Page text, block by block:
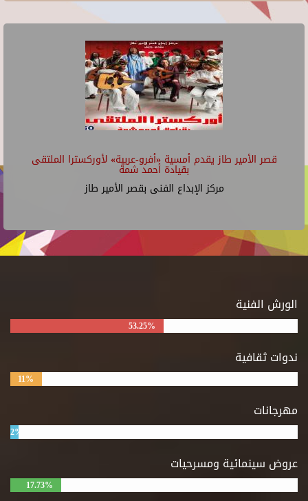
قصر الأمير طاز يقدم أمسية «أفرو-عربية» لأوركسترا الملتقى
بقيادة أحمد شمة
مركز الإبداع الفنى بقصر الأمير طاز
الورش الفنية
53.25%
ندوات ثقافية
11%
مهرجانات
2%
عروض سينمائية ومسرحيات
17.73%